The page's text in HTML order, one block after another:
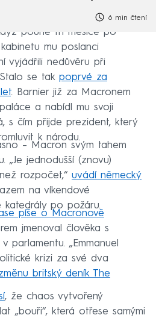
6 min čtení
pouhé tři měsíce po
mu poslanci
vyjádřili nedůvěru při
se tak poprvé za
. Barnier již za Macronem
a nabídl mu svoji
s čím přijde prezident, který
k národu.
– Macron svým tahem
„Je jednodušší (znovu)
rozpočet,“ uvádí německý
na víkendové
katedrály po požáru.
píše o Macronově
jmenoval člověka s
parlamentu. „Emmanuel
krizi za své dva
britský deník The
, že chaos vytvořený
„bouři“, která otřese samými